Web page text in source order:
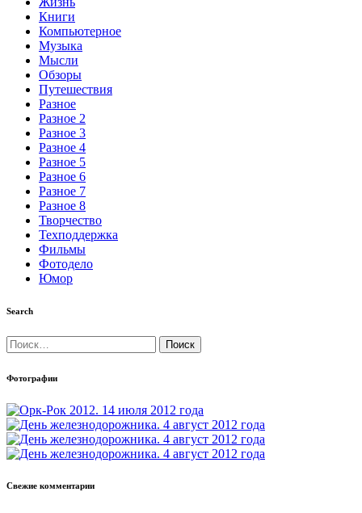
Книги
Компьютерное
Музыка
Мысли
Обзоры
Путешествия
Разное
Разное 2
Разное 3
Разное 4
Разное 5
Разное 6
Разное 7
Разное 8
Творчество
Техподдержка
Фильмы
Фотодело
Юмор
Search
Найти:
Фотографии
Свежие комментарии